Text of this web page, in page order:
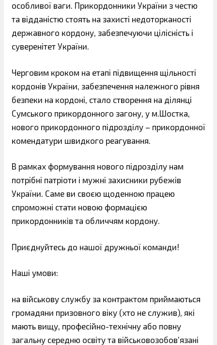
особливої ваги. Прикордонники України з честю
та відданістю стоять на захисті недоторканості
державного кордону, забезпечуючи цілісність і
суверенітет України.
Черговим кроком на етапі підвищення щільності
кордонів України, забезпечення належного рівня
безпеки на кордоні, стало створення на ділянці
Сумського прикордонного загону, у м.Шостка,
нового прикордонного підрозділу – прикордонної
комендатури швидкого реагування.
В рамках формування нового підрозділу нам
потрібні патріоти і мужні захисники рубежів
України. Саме ви своєю щоденною працею
спроможні стати новою формацією
прикордонників та обличчям кордону.
Приєднуйтесь до нашої дружньої команди!
Наші умови:
на військову службу за контрактом приймаються
громадяни призовного віку (хто не служив), які
мають вищу, професійно-технічну або повну
загальну середню освіту та військовозобов’язані